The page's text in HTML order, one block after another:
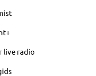
live radio